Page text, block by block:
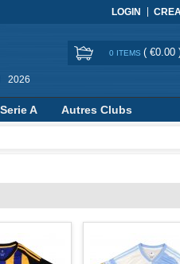
LOGIN
2026
0 ITEMS ( €0.00
Serie A Autres Clubs